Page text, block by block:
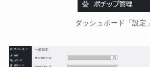
ダッシュボード「設定」